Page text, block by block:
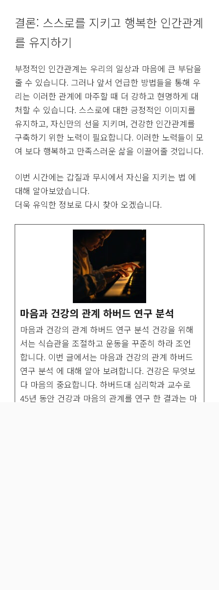
결론: 스스로를 지키고 행복한 인간관계
를 유지하기
부정적인 인간관계는 우리의 일상과 마음에 큰 부담을
줄 수 있습니다. 그러나 앞서 언급한 방법들을 통해 우
리는 이러한 관계에 마주할 때 더 강하고 현명하게 대
처할 수 있습니다. 스스로에 대한 긍정적인 이미지를
유지하고, 자신만의 선을 지키며, 건강한 인간관계를
구축하기 위한 노력이 필요합니다. 이러한 노력들이 모
여 보다 행복하고 만족스러운 삶을 이끌어줄 것입니다.
이번 시간에는 갑질과 무시에서 자신을 지키는 법 에
대해 알아보았습니다.
더욱 유익한 정보로 다시 찾아 오겠습니다.
마음과 건강의 관계 하버드 연구 분석
마음과 건강의 관계 하버드 연구 분석 건강을 위해
서는 식습관을 조절하고 운동을 꾸준히 하라 조언
합니다. 이번 글에서는 마음과 건강의 관계 하버드
연구 분석 에 대해 알아 보려합니다. 건강은 무엇보
다 마음의 중요합니다. 하버드대 심리학과 교수로
45년 동안 건강과 마음의 관계를 연구 한 결과는 마